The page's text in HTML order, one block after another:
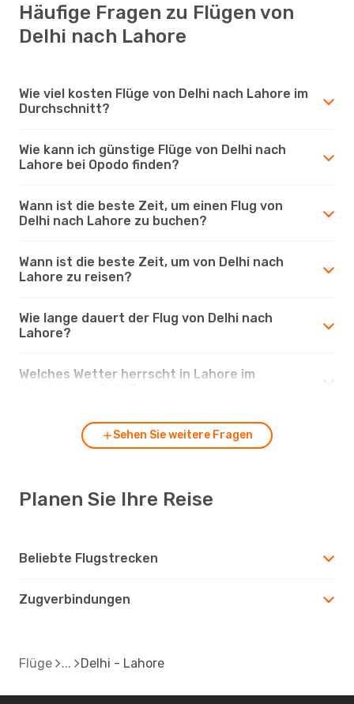
Häufige Fragen zu Flügen von
Delhi nach Lahore
Wie viel kosten Flüge von Delhi nach Lahore im
Durchschnitt?
Wie kann ich günstige Flüge von Delhi nach
Lahore bei Opodo finden?
Wann ist die beste Zeit, um einen Flug von
Delhi nach Lahore zu buchen?
Wann ist die beste Zeit, um von Delhi nach
Lahore zu reisen?
Wie lange dauert der Flug von Delhi nach
Lahore?
Welches Wetter herrscht in Lahore im
Sehen Sie weitere Fragen
Planen Sie Ihre Reise
Beliebte Flugstrecken
Zugverbindungen
Flüge Delhi - Lahore